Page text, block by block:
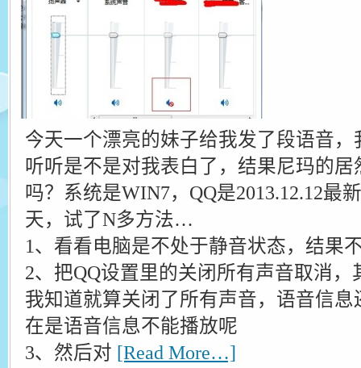
今天一个漂亮的妹子给我发了段语音
听听是不是对我表白了，结果尼玛的
吗？系统是WIN7，QQ是2013.12.12最
天，试了N多方法…
1、看看电脑是不处于静音状态，结果
2、把QQ设置里的关闭所有声音取消
我知道就算关闭了所有声音，语音信
在是语音信息不能播放呢
3、然后对 [Read More…]